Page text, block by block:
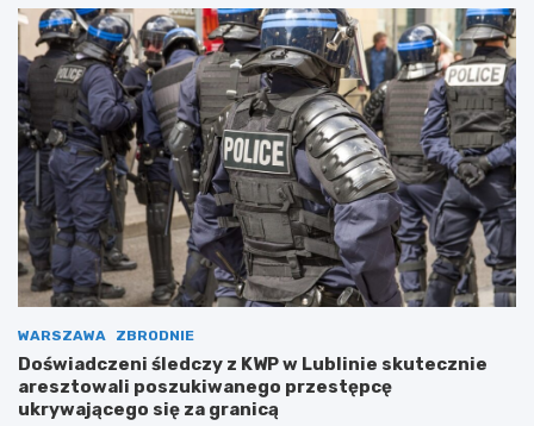
WARSZAWA ZBRODNIE
Doświadczeni śledczy z KWP w Lublinie skutecznie
aresztowali poszukiwanego przestępcę
ukrywającego się za granicą